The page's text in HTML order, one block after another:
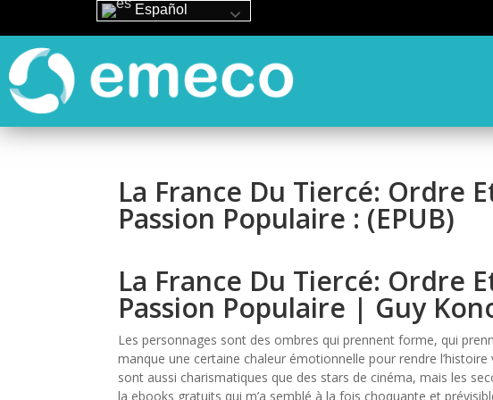
La France Du Tiercé: Ordre
Passion Populaire : (EPUB)
La France Du Tiercé: Ordre
Passion Populaire | Guy
Les personnages sont des ombres qui prennent forme, qui
manque une certaine chaleur émotionnelle pour rendre
sont aussi charismatiques que des stars de cinéma, mais les
la ebooks gratuits qui m’a semblé à la fois choquante et
Español